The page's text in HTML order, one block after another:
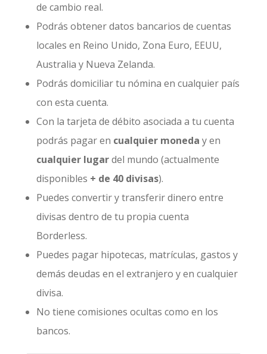
de cambio real.
Podrás obtener datos bancarios de cuentas
locales en Reino Unido, Zona Euro, EEUU,
Australia y Nueva Zelanda.
Podrás domiciliar tu nómina en cualquier país
con esta cuenta.
Con la tarjeta de débito asociada a tu cuenta
podrás pagar en cualquier moneda y en
cualquier lugardel mundo (actualmente
disponibles + de 40 divisas).
Puedes convertir y transferir dinero entre
divisas dentro de tu propia cuenta
Borderless.
Puedes pagar hipotecas, matrículas, gastos y
demás deudas en el extranjero y en cualquier
divisa.
No tiene comisiones ocultas como en los
bancos.